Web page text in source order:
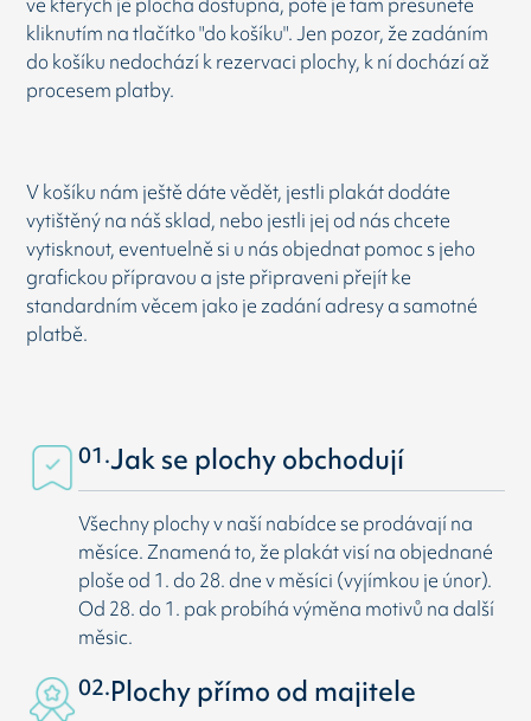
kliknutím na tlačítko "do košíku". Jen pozor, že zadáním
do košíku nedochází k rezervaci plochy, k ní dochází až
procesem platby.
V košíku nám ještě dáte vědět, jestli plakát dodáte
vytištěný na náš sklad, nebo jestli jej od nás chcete
vytisknout, eventuelně si u nás objednat pomoc s jeho
grafickou přípravou a jste připraveni přejít ke
standardním věcem jako je zadání adresy a samotné
platbě.
01.Jak se plochy obchodují
Všechny plochy v naší nabídce se prodávají na
měsíce. Znamená to, že plakát visí na objednané
ploše od 1. do 28. dne v měsíci (vyjímkou je únor).
Od 28. do 1. pak probíhá výměna motivů na další
měsic.
02.Plochy přímo od majitele